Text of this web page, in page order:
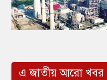
এ জাতীয় আরো খবর